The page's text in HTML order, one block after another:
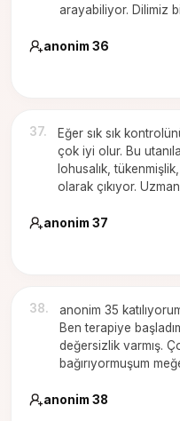
arayabiliyor. Dilimiz
anonim 36
37.
Eğer sık sık
çok iyi olur. Bu
lohusalık,
olarak çıkıyor.
anonim 37
38.
anonim 35
Ben terapiye
değersizlik varmış.
bağırıyormuşum
anonim 38